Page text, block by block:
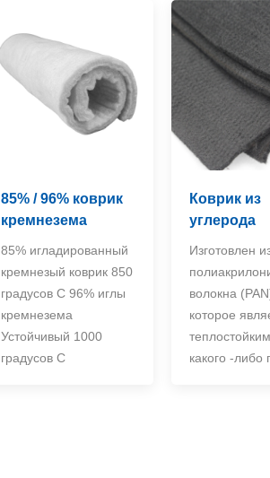
85% / 96% коврик
кремнезема
85% игладированный
кремнезый коврик 850
градусов C 96% иглы
кремнезема
Устойчивый 1000
градусов C
Коврик из
углерода
Изготовлен
волокна
которое
какого -либо